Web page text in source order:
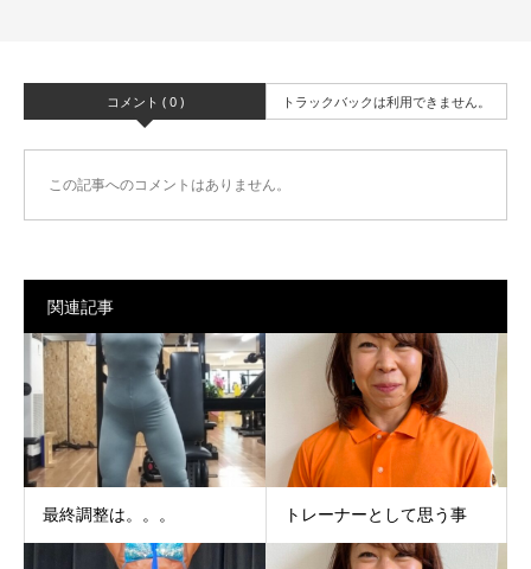
コメント ( 0 ) トラックバックは利用できません。
この記事へのコメントはありません。
関連記事
最終調整は。。。 トレーナーとして思う事